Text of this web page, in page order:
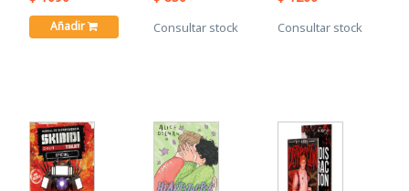
Añadir Consultar stock Consultar stock